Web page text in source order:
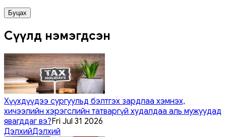
Буцах
Сүүлд нэмэгдсэн
Хүүхдүүдээ сургуульд бэлтгэх зардлаа хэмнэх,
хичээлийн хэрэгслийн татваргүй худалдаа аль мужуудад
явагддаг вэ?Fri Jul 31 2026
ДэлхийДэлхий